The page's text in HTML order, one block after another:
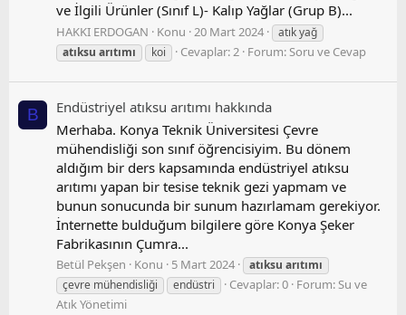
ve İlgili Ürünler (Sınıf L)- Kalıp Yağlar (Grup B)...
HAKKI ERDOGAN Konu 20 Mart 2024
atık yağ
atıksu arıtımı koi Cevaplar: 2 Forum:Soru ve Cevap
B
Endüstriyel atıksu arıtımı hakkında
Merhaba. Konya Teknik Üniversitesi Çevre
mühendisliği son sınıf öğrencisiyim. Bu dönem
aldığım bir ders kapsamında endüstriyel atıksu
arıtımı yapan bir tesise teknik gezi yapmam ve
bunun sonucunda bir sunum hazırlamam gerekiyor.
İnternette bulduğum bilgilere göre Konya Şeker
Fabrikasının Çumra...
Betül Pekşen Konu 5 Mart 2024 atıksu arıtımı
çevre mühendisliği
endüstri Cevaplar: 0 Forum:Su ve
Atık Yönetimi